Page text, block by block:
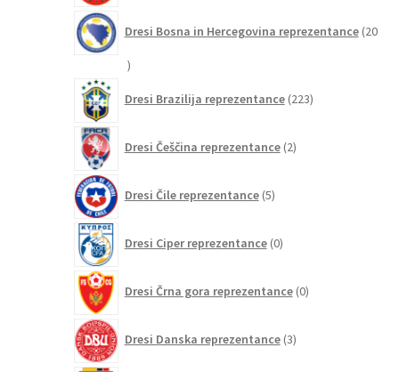
Dresi Bosna in Hercegovina reprezentance 20
20
Dresi Brazilija reprezentance 223izdelkov
Dresi Češčina reprezentance 2izdelka
Dresi Čile reprezentance 5izdelkov
Dresi Ciper reprezentance 0izdelkov
Dresi Črna gora reprezentance 0izdelkov
Dresi Danska reprezentance 3izdelki